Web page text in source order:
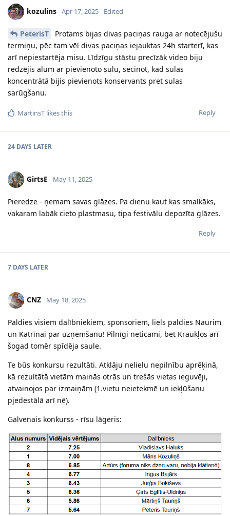
kozulins Apr 17, 2025 Edited
PeterisT
Protams bijas divas paciņas rauga ar notecējušu
termiņu, pēc tam vēl divas paciņas iejauktas 24h starterī, kas
arī nepiestartēja misu. Līdzīgu stāstu precīzāk video biju
redzējis alum ar pievienoto sulu, secinot, kad sulas
koncentrātā bijis pievienots konservants pret sulas
sarūgšanu.
Reply
MartinsT likes this
24 DAYS LATER
GirtsE May 11, 2025
Pieredze - ņemam savas glāzes. Pa dienu kaut kas smalkāks,
vakaram labāk cieto plastmasu, tipa festivālu depozīta glāzes.
Reply
7 DAYS LATER
CNZ May 18, 2025
Paldies visiem dalībniekiem, sponsoriem, liels paldies Naurim
un Katrīnai par uzņemšanu! Pilnīgi neticami, bet Kraukļos arī
šogad tomēr spīdēja saule.
Te būs konkursu rezultāti. Atklāju nelielu nepilnību aprēķinā,
kā rezultātā vietām mainās otrās un trešās vietas ieguvēji,
atvainojos par izmaiņām (1.vietu neietekmē un iekļūšanu
pjedestālā arī nē).
Galvenais konkurss - rīsu lāgeris: